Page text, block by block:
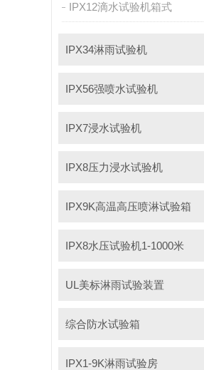
IPX12滴水试验机箱式
IPX34淋雨试验机
IPX56强喷水试验机
IPX7浸水试验机
IPX8压力浸水试验机
IPX9K高温高压喷淋试验箱
IPX8水压试验机1-1000米
UL美标淋雨试验装置
综合防水试验箱
IPX1-9K淋雨试验房